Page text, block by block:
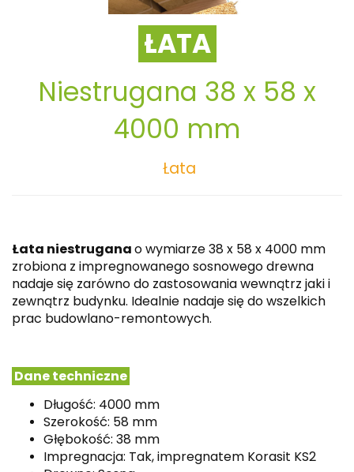
ŁATA
Niestrugana 38 x 58 x
4000 mm
Łata
Łata niestruganao wymiarze 38 x 58 x 4000 mm
zrobiona z impregnowanego sosnowego drewna
nadaje się zarówno do zastosowania wewnątrz jaki i
zewnątrz budynku. Idealnie nadaje się do wszelkich
prac budowlano-remontowych.
Dane techniczne
Długość: 4000 mm
Szerokość: 58 mm
Głębokość: 38 mm
Impregnacja: Tak,impregnatem Korasit KS2